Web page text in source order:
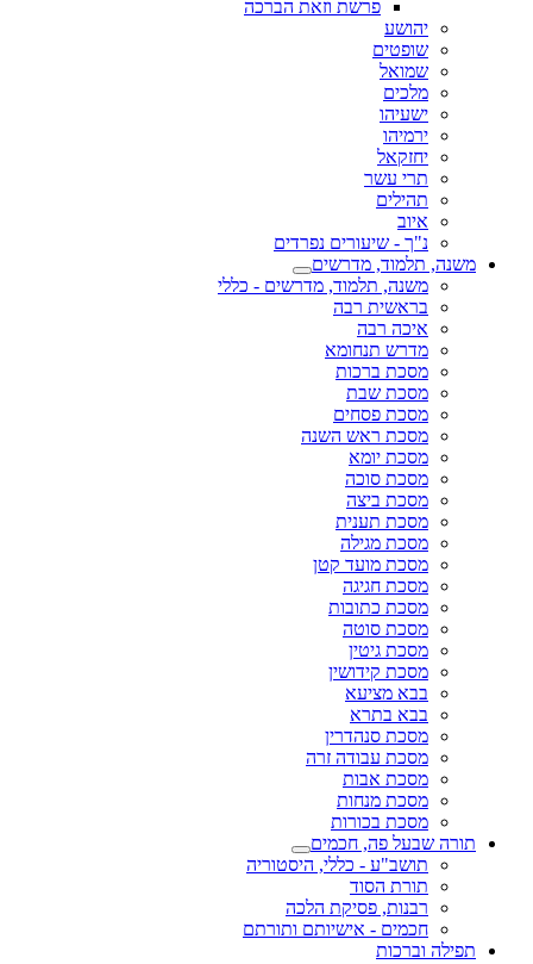
פרשת וזאת הברכה
יהושע
שופטים
שמואל
מלכים
ישעיהו
ירמיהו
יחזקאל
תרי עשר
תהילים
איוב
נ"ך - שיעורים נפרדים
משנה, תלמוד, מדרשים
משנה, תלמוד, מדרשים - כללי
בראשית רבה
איכה רבה
מדרש תנחומא
מסכת ברכות
מסכת שבת
מסכת פסחים
מסכת ראש השנה
מסכת יומא
מסכת סוכה
מסכת ביצה
מסכת תענית
מסכת מגילה
מסכת מועד קטן
מסכת חגיגה
מסכת כתובות
מסכת סוטה
מסכת גיטין
מסכת קידושין
בבא מציעא
בבא בתרא
מסכת סנהדרין
מסכת עבודה זרה
מסכת אבות
מסכת מנחות
מסכת בכורות
תורה שבעל פה, חכמים
תושב"ע - כללי, היסטוריה
תורת הסוד
רבנות, פסיקת הלכה
חכמים - אישיותם ותורתם
תפילה וברכות